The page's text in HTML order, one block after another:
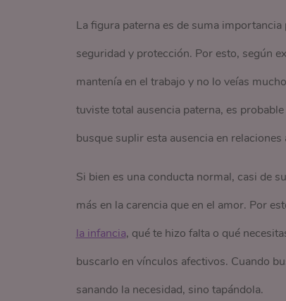
La figura paterna es de suma
seguridad y protección. Por esto, según
mantenía en el trabajo y no lo veías
tuviste total ausencia paterna, es
busque suplir esta ausencia en relaciones
Si bien es una conducta normal, casi de
más en la carencia que en el amor. Por
la infancia, qué te hizo falta o qué
buscarlo en vínculos afectivos. Cuando
sanando la necesidad, sino tapándola.